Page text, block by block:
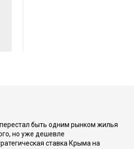
быть одним рынком жилья
но уже дешевле
ставка Крыма на